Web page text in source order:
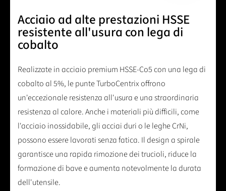
Acciaio ad alte prestazioni HSSE
resistente all'usura con lega di
cobalto
Realizzate in acciaio premium HSSE-Co5 con una lega di
cobalto al 5%, le punte TurboCentrix offrono
un'eccezionale resistenza all'usura e una straordinaria
resistenza al calore. Anche i materiali più difficili, come
l'acciaio inossidabile, gli acciai duri o le leghe CrNi,
possono essere lavorati senza fatica. Il design a spirale
garantisce una rapida rimozione dei trucioli, riduce la
formazione di bave e aumenta notevolmente la durata
dell'utensile.